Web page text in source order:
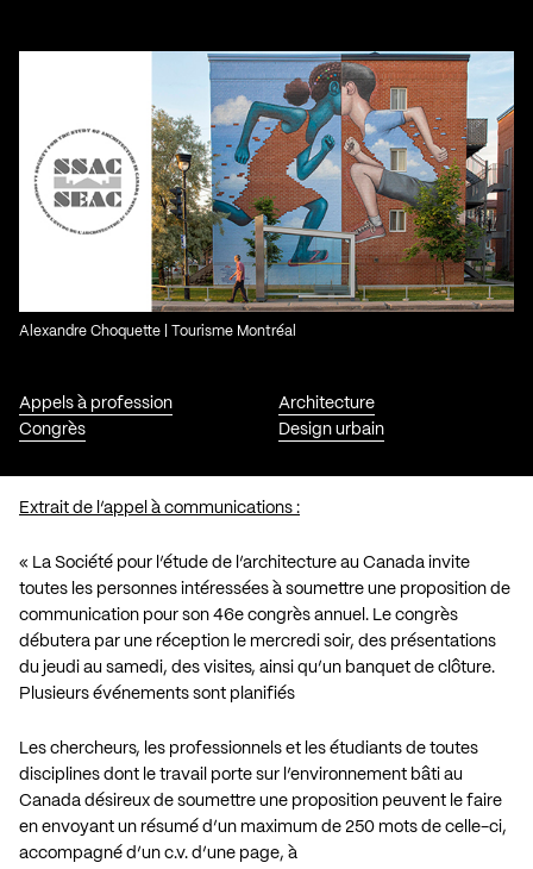
Appels à profession
Congrès
Architecture
Design urbain
Alexandre Choquette | Tourisme Montréal
Extrait de l’appel à communications :
« La Société pour l’étude de l’architecture au Canada invite
toutes les personnes intéressées à soumettre une proposition de
communication pour son 46e congrès annuel. Le congrès
débutera par une réception le mercredi soir, des présentations
du jeudi au samedi, des visites, ainsi qu’un banquet de clôture.
Plusieurs événements sont planifiés
Les chercheurs, les professionnels et les étudiants de toutes
disciplines dont le travail porte sur l’environnement bâti au
Canada désireux de soumettre une proposition peuvent le faire
en envoyant un résumé d’un maximum de 250 mots de celle-ci,
accompagné d’un c.v. d’une page, à